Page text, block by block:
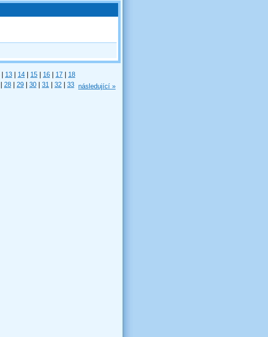
13 14 15 16 17
18
28 29 30 31 32
33 následující »